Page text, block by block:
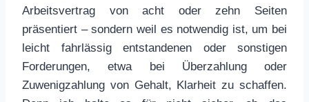
Arbeitsvertrag von acht oder zehn Seiten
präsentiert – sondern weil es notwendig ist, um bei
leicht fahrlässig entstandenen oder sonstigen
Forderungen, etwa bei Überzahlung oder
Zuwenigzahlung von Gehalt, Klarheit zu schaffen.